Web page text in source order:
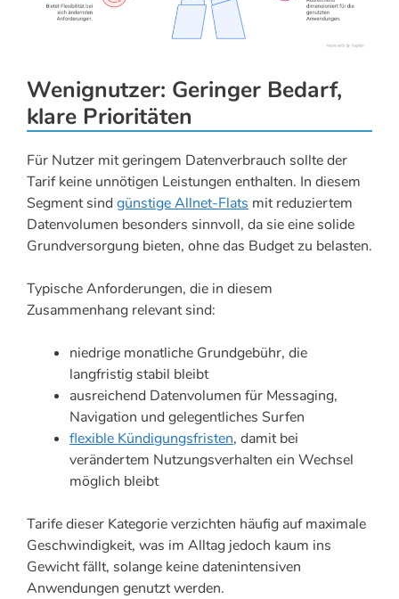
Wenignutzer: Geringer Bedarf,
klare Prioritäten
Für Nutzer mit geringem Datenverbrauch sollte der
Tarif keine unnötigen Leistungen enthalten. In diesem
Segment sind günstige Allnet-Flats mit reduziertem
Datenvolumen besonders sinnvoll, da sie eine solide
Grundversorgung bieten, ohne das Budget zu belasten.
Typische Anforderungen, die in diesem
Zusammenhang relevant sind:
niedrige monatliche Grundgebühr, die
langfristig stabil bleibt
ausreichend Datenvolumen für Messaging,
Navigation und gelegentliches Surfen
flexible Kündigungsfristen, damit bei
verändertem Nutzungsverhalten ein Wechsel
möglich bleibt
Tarife dieser Kategorie verzichten häufig auf maximale
Geschwindigkeit, was im Alltag jedoch kaum ins
Gewicht fällt, solange keine datenintensiven
Anwendungen genutzt werden.